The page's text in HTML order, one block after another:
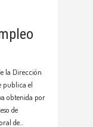
la Dirección
publica el
obtenida por
de
de